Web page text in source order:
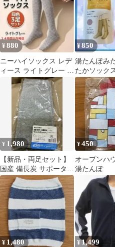
¥880
ニーハイソックス レデ
ィース ライトグレー 3
足 秋冬 防寒 厚手 保温
美脚
¥850
湯たんぽみ
たかソック
¥ 1,980
【新品・両足セット】
国産 備長炭 サポーター
ひざ用 ショートタイプ
20〜50cm
¥450
オープンハ
湯たんぽ
¥ 1,480 ¥1,499